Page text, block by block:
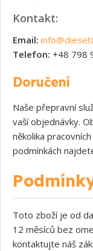
Kontakt:
Email:
Telefon: +48 798
Doručení
Naše přepravní
vaší objednávky.
několika
podmínkách
Toto zboží je od
12 měsíců bez
kontaktujte náš